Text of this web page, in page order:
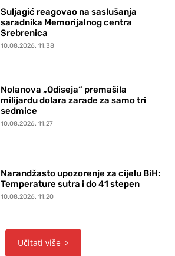
Suljagić reagovao na saslušanja
saradnika Memorijalnog centra
Srebrenica
10.08.2026. 11:38
Nolanova „Odiseja“ premašila
milijardu dolara zarade za samo tri
sedmice
10.08.2026. 11:27
Narandžasto upozorenje za cijelu BiH:
Temperature sutra i do 41 stepen
10.08.2026. 11:20
Učitati više